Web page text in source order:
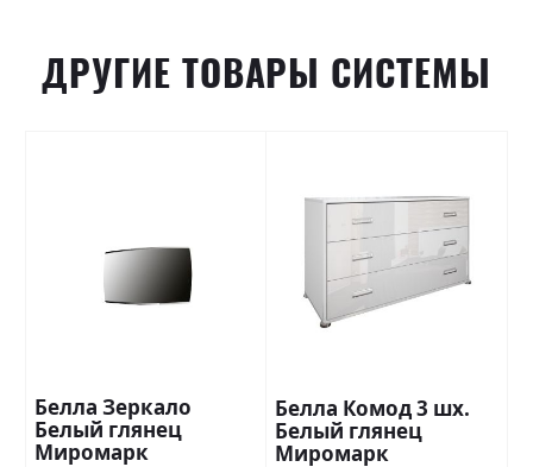
ДРУГИЕ ТОВАРЫ СИСТЕМЫ
Белла Зеркало
Белый глянец
Миромарк
Белла Комод 3 шх.
Белый глянец
Миромарк